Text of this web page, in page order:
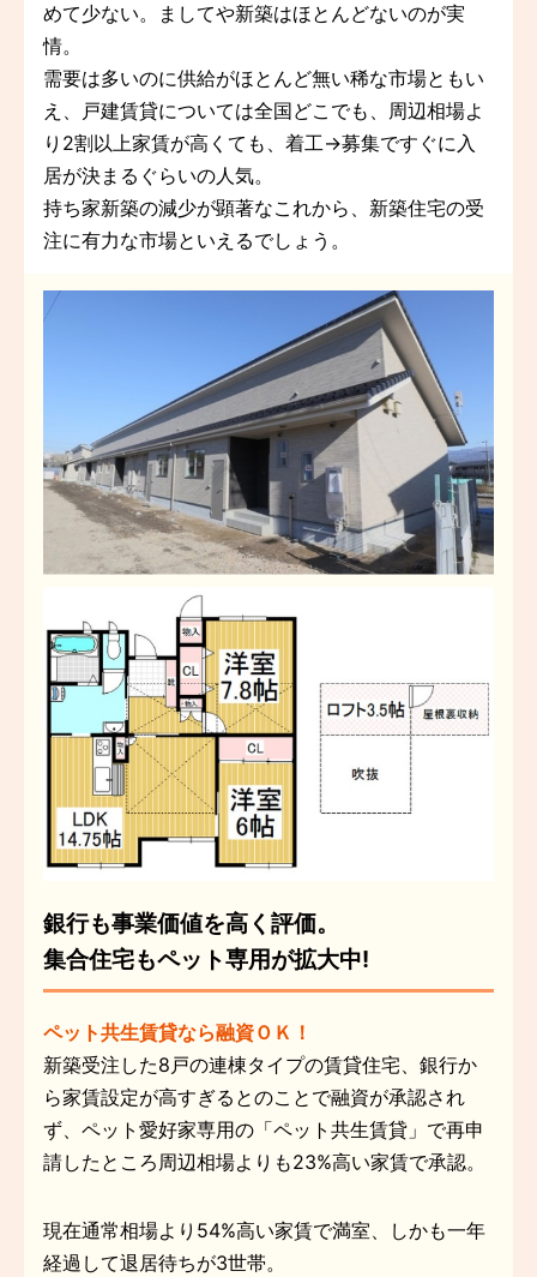
めて少ない。ましてや新築はほとんどないのが実
情。
需要は多いのに供給がほとんど無い稀な市場ともい
え、戸建賃貸については全国どこでも、周辺相場よ
り2割以上家賃が高くても、着工→募集ですぐに入
居が決まるぐらいの人気。
持ち家新築の減少が顕著なこれから、新築住宅の受
注に有力な市場といえるでしょう。
銀行も事業価値を高く評価。
集合住宅もペット専用が拡大中!
ペット共生賃貸なら融資ＯＫ！
新築受注した8戸の連棟タイプの賃貸住宅、銀行か
ら家賃設定が高すぎるとのことで融資が承認され
ず、ペット愛好家専用の「ペット共生賃貸」で再申
請したところ周辺相場よりも23%高い家賃で承認。
現在通常相場より54%高い家賃で満室、しかも一年
経過して退居待ちが3世帯。